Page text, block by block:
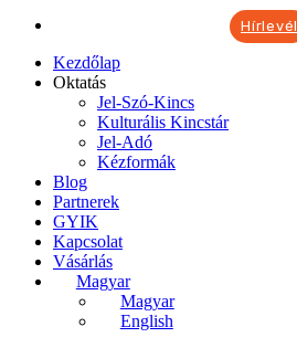
Hírlevél
Kezdőlap
Oktatás
Jel-Szó-Kincs
Kulturális Kincstár
Jel-Adó
Kézformák
Blog
Partnerek
GYIK
Kapcsolat
Vásárlás
Magyar
Magyar
English